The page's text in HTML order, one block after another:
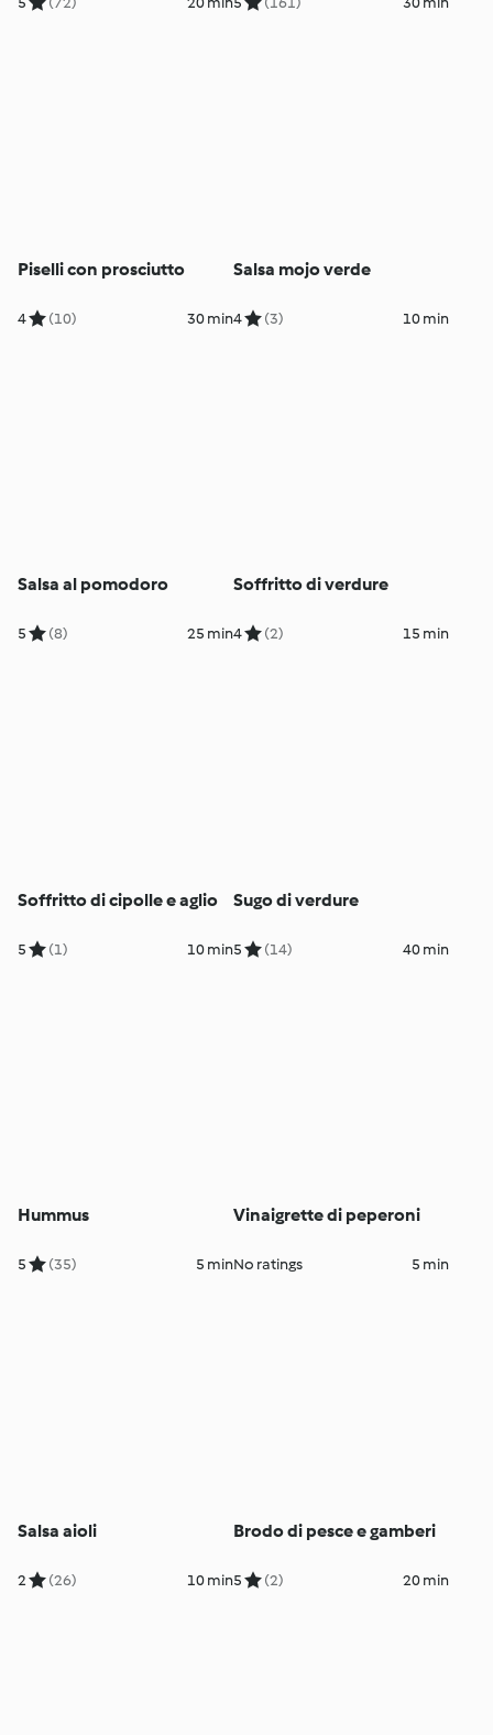
Piselli con prosciutto
4 (10) 30 min
Salsa mojo verde
4 (3) 10 min
Salsa al pomodoro
5 (8) 25 min
Soffritto di verdure
4 (2) 15 min
Soffritto di cipolle e aglio
5 (1) 10 min
Sugo di verdure
5 (14) 40 min
Hummus
5 (35) 5 min
Vinaigrette di peperoni
No ratings 5 min
Salsa aioli
2 (26) 10 min
Brodo di pesce e gamberi
5 (2) 20 min